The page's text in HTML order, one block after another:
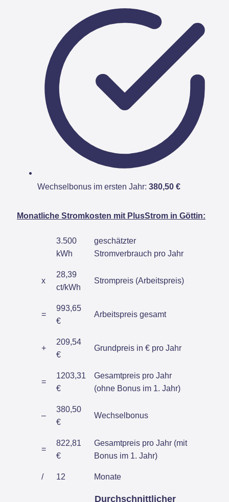
Wechselbonus im ersten Jahr: 380,50 €
Monatliche Stromkosten mit PlusStrom in Göttin:
3.500
kWh
geschätzter
Stromverbrauch pro Jahr
x
28,39
ct/kWh
Strompreis (Arbeitspreis)
=
993,65
€
Arbeitspreis gesamt
+
209,54
€
Grundpreis in € pro Jahr
=
1203,31
€
Gesamtpreis pro Jahr
(ohne Bonus im 1. Jahr)
–
380,50
€
Wechselbonus
=
822,81
€
Gesamtpreis pro Jahr (mit
Bonus im 1. Jahr)
/ 12 Monate
Durchschnittlicher